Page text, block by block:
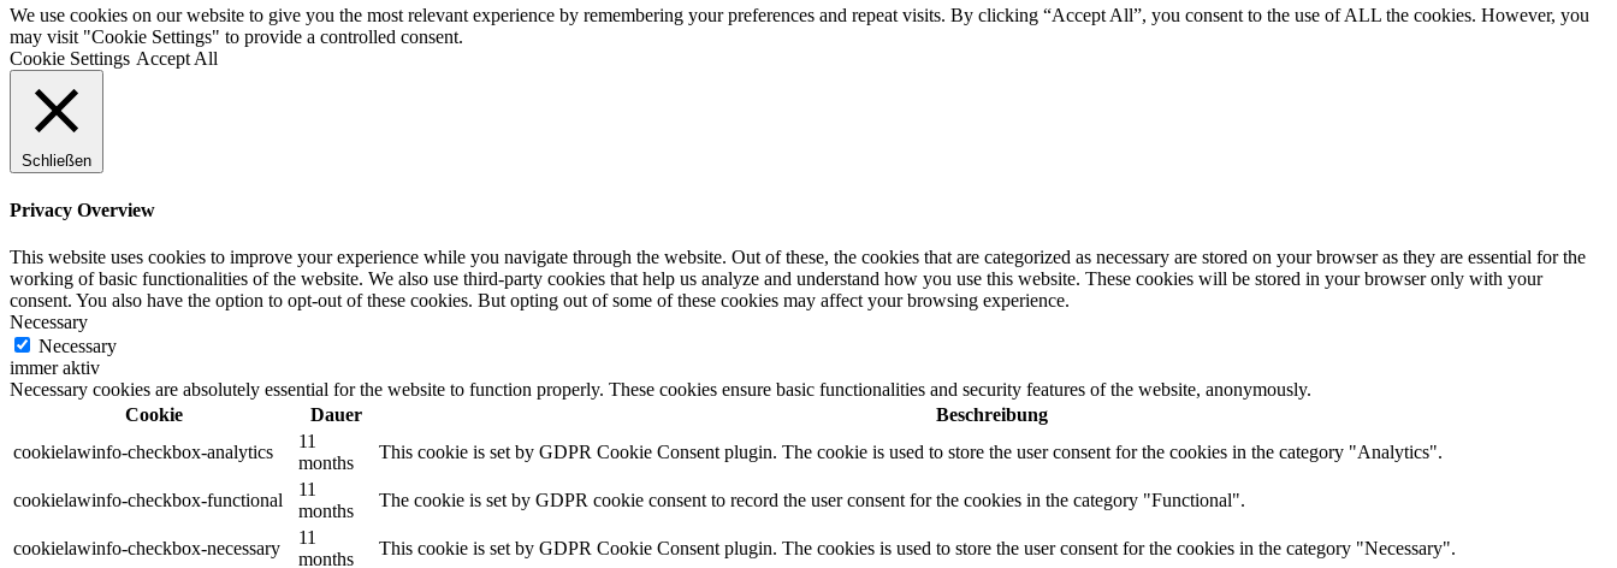
We use cookies on our website to give you the most relevant experience by remembering your preferences and repeat visits. By clicking “Accept All”, you consent to the use of ALL the cookies. However, you
may visit "Cookie Settings" to provide a controlled consent.
Cookie Settings Accept All
Schließen
Privacy Overview
This website uses cookies to improve your experience while you navigate through the website. Out of these, the cookies that are categorized as necessary are stored on your browser as they are essential for the
working of basic functionalities of the website. We also use third-party cookies that help us analyze and understand how you use this website. These cookies will be stored in your browser only with your
consent. You also have the option to opt-out of these cookies. But opting out of some of these cookies may affect your browsing experience.
Necessary
Necessary
immer aktiv
Necessary cookies are absolutely essential for the website to function properly. These cookies ensure basic functionalities and security features of the website, anonymously.
Cookie
Dauer
Beschreibung
cookielawinfo-checkbox-analytics
11
months
This cookie is set by GDPR Cookie Consent plugin. The cookie is used to store the user consent for the cookies in the category "Analytics".
cookielawinfo-checkbox-functional
11
months
The cookie is set by GDPR cookie consent to record the user consent for the cookies in the category "Functional".
cookielawinfo-checkbox-necessary
11
months
This cookie is set by GDPR Cookie Consent plugin. The cookies is used to store the user consent for the cookies in the category "Necessary".